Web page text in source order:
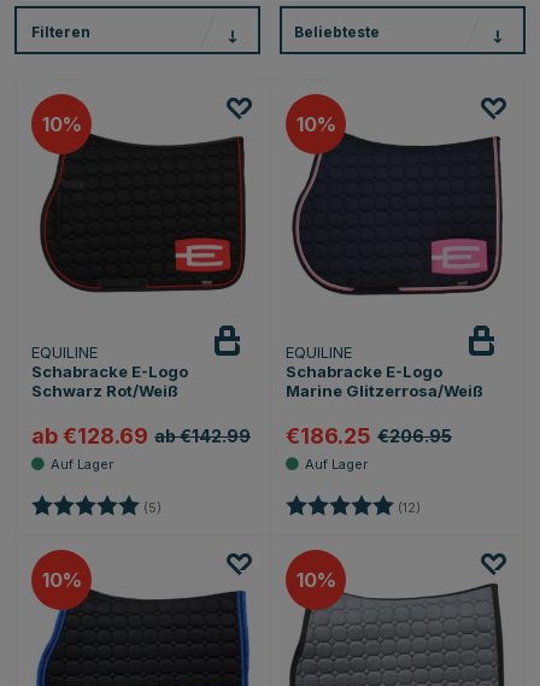
Filteren Beliebteste
10
EQUILINE
Schabracke E-Logo
Schwarz Rot/Weiß
ab €128.69 ab €142.99
Bewertung: (5)
10
EQUILINE
Schabracke E-Logo
Marine Glitzerrosa/Weiß
€186.25 €206.95
Bewertung: (12)
10 10